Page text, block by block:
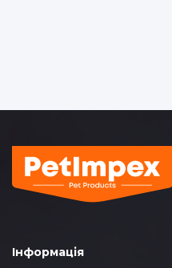
Інформація